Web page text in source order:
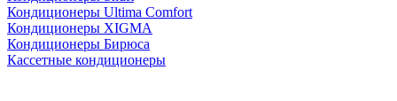
Кондиционеры Ultima Comfort
Кондиционеры XIGMA
Кондиционеры Бирюса
Кассетные кондиционеры